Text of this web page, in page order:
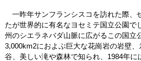
一昨年サンフランシスコを訪れた際、
たが世界的に有名なヨセミテ国立公園で
州のシエラネバダ山脈に広がるこの国立
3,000km2におよぶ巨大な花崗岩の岩壁
谷、美しい滝や森林で知られ、1984年に